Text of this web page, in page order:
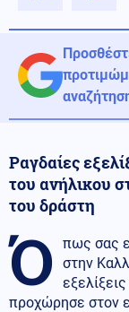
Ραγδαίες
του ανήλικου
του δράστη
Ό
πως σας
στην
προχώρησε στον